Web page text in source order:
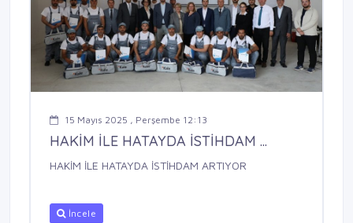
15 Mayıs 2025 , Perşembe 12:13
HAKİM İLE HATAYDA İSTİHDAM ...
HAKİM İLE HATAYDA İSTİHDAM ARTIYOR
İncele